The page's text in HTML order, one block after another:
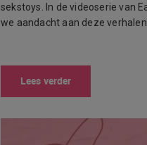
sekstoys. In de videoserie van
we aandacht aan deze verhalen.
Lees verder